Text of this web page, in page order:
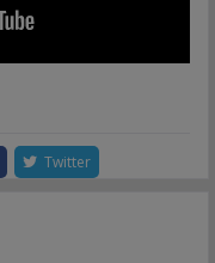
Twitter